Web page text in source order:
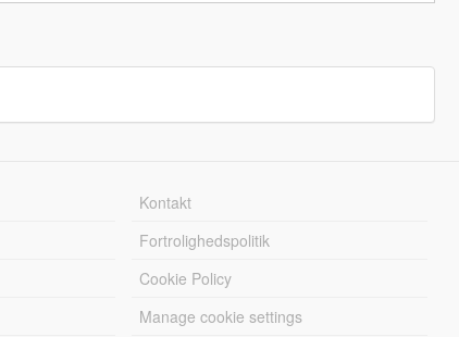
Kontakt
Fortrolighedspolitik
Cookie Policy
Manage cookie settings